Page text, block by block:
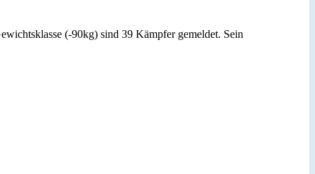
(-90kg) sind 39 Kämpfer gemeldet. Sein